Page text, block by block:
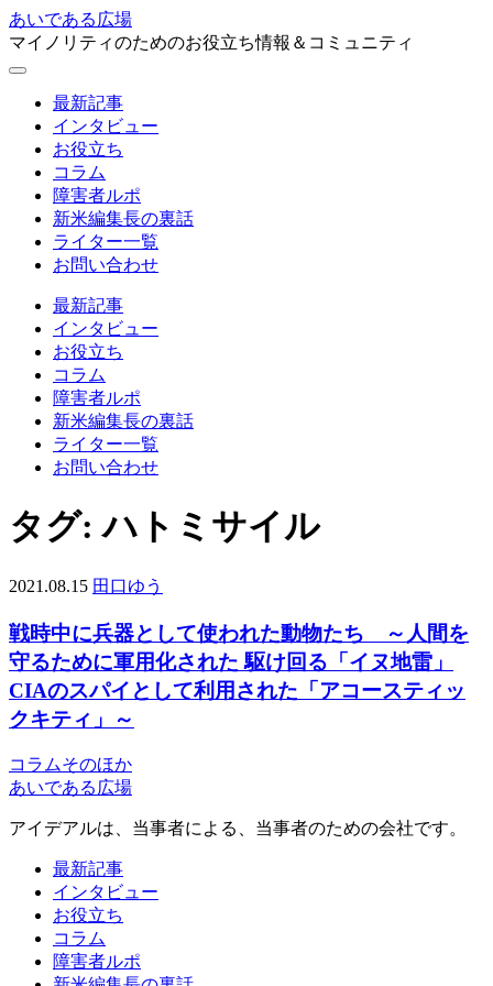
あいである広場
マイノリティのためのお役立ち情報＆コミュニティ
最新記事
インタビュー
お役立ち
コラム
障害者ルポ
新米編集長の裏話
ライター一覧
お問い合わせ
最新記事
インタビュー
お役立ち
コラム
障害者ルポ
新米編集長の裏話
ライター一覧
お問い合わせ
タグ:ハトミサイル
2021.08.15 田口ゆう
戦時中に兵器として使われた動物たち ～人間を
守るために軍用化された 駆け回る「イヌ地雷」
CIAのスパイとして利用された「アコースティッ
クキティ」～
コラムそのほか
あいである広場
アイデアルは、当事者による、当事者のための会社です。
最新記事
インタビュー
お役立ち
コラム
障害者ルポ